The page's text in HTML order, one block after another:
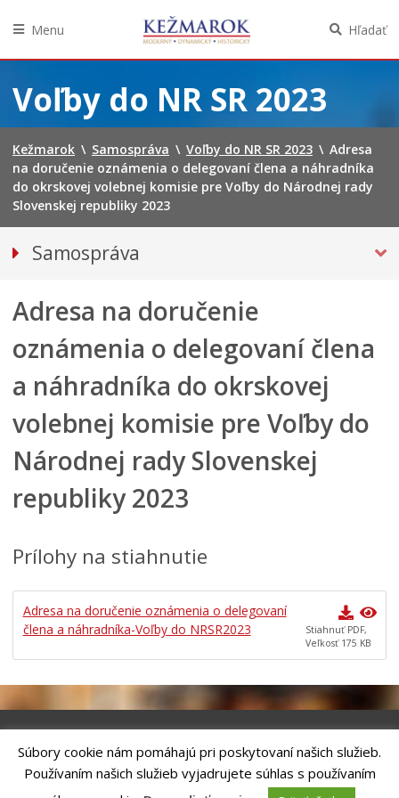
na
obsah
Menu Hľadať
Voľby do NR SR 2023
Kežmarok \ Samospráva \ Voľby do NR SR 2023 \ Adresa
na doručenie oznámenia o delegovaní člena a náhradníka
do okrskovej volebnej komisie pre Voľby do Národnej rady
Slovenskej republiky 2023
Samospráva
Mestské zastupiteľstvo
Mestská školská rada
Elektronická verejná správa
Centrálna úradná elektronická tabuľa
Všeobecne záväzné nariadenia
Územné plánovanie
Organizácie
Transparentné mesto
Tlačové správy
Rozvoj mesta
Adresa na doručenie
oznámenia o delegovaní člena
a náhradníka do okrskovej
volebnej komisie pre Voľby do
Národnej rady Slovenskej
republiky 2023
Prílohy na stiahnutie
Adresa na doručenie oznámenia o delegovaní
člena a náhradníka-Voľby do NRSR2023
Stiahnuť PDF,
Veľkosť 175 KB
Riešenie ANTIK SMART CITY
| Technický prevádzkovateľ – MVI
Technology, s.r.o.
Správca webového sídla: Mesto Kežmarok, Hlavné námestie, 060 01
Súbory cookie nám pomáhajú pri poskytovaní našich služieb.
Používaním našich služieb vyjadrujete súhlas s používaním